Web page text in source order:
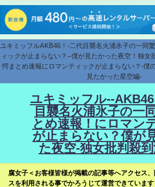
ユキミッフルAKB46！-二代目襲名火浦氷子の一同
ィックが止まらない？--僕が見たかった夜空！独女
愕まとめ速報にロマンティックが止まらない？-僕
見たかった星空編-
ユキミッフル--
目襲名火浦氷子の一
とめ速報！にロマン
が止まらない？僕が
た夜空-独女批判殺
腐女子＜お客様皆様が掲載の記事等へアクセス
スを利用される事でかろうじて運営できていま